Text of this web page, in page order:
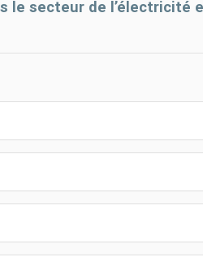
secteur de l’électricité